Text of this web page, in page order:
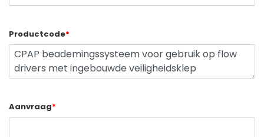
Productcode*
Aanvraag*